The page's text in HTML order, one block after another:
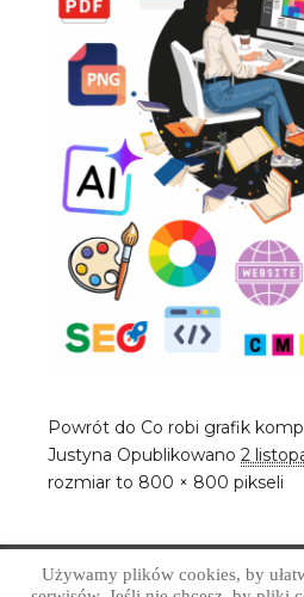
Powrót do Co robi grafik
Justyna Opublikowano 2
rozmiar to 800 × 800 pikseli
Copyright © Art Grafika
Używamy plików cookies, by